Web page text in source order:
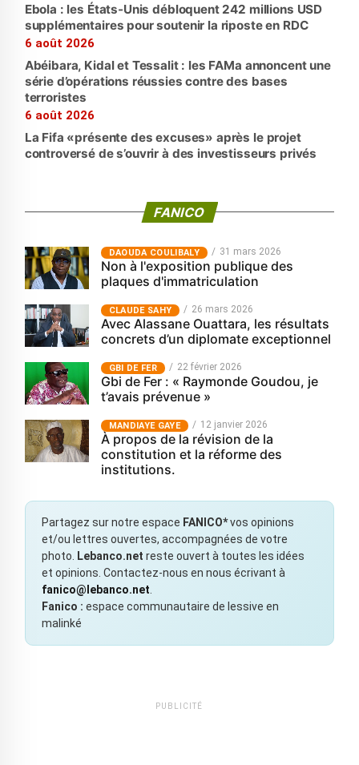
Ebola : les États-Unis débloquent 242 millions USD
supplémentaires pour soutenir la riposte en RDC
6 août 2026
Abéibara, Kidal et Tessalit : les FAMa annoncent une
série d’opérations réussies contre des bases
terroristes
6 août 2026
La Fifa «présente des excuses» après le projet
controversé de s’ouvrir à des investisseurs privés
FANICO
‎DAOUDA COULIBALY 31 mars 2026
Non à l'exposition publique des
plaques d'immatriculation
CLAUDE SAHY 26 mars 2026
Avec Alassane Ouattara, les résultats
concrets d’un diplomate exceptionnel
GBI DE FER 22 février 2026
Gbi de Fer : « Raymonde Goudou, je
t’avais prévenue »
MANDIAYE GAYE 12 janvier 2026
À propos de la révision de la
constitution et la réforme des
institutions.
Partagez sur notre espace FANICO*vos opinions
et/ou lettres ouvertes, accompagnées de votre
photo.
Lebanco.net reste ouvert à toutes les idées
et opinions. Contactez-nous en nous écrivant à
fanico@lebanco.net
Fanico : espace communautaire de lessive en
malinké
PUBLICITÉ